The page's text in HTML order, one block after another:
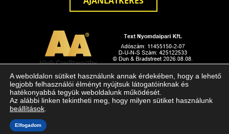
© Copyright Text Nyomdaipari Kft. Minde jog fenntartva!
Arculattervezés, honlaptervezés: Kreatív Vonalak
Adatvédelem
Süti beállítások
A weboldalon sütiket használunk annak érdekében, hogy a lehető
legjobb felhasználói élményt nyújtsuk látogatóinknak és
hatékonyabbá tegyük weboldalunk működését.
Az alábbi linken tekintheti meg, hogy milyen sütiket használunk
beállítások
Elfogadom